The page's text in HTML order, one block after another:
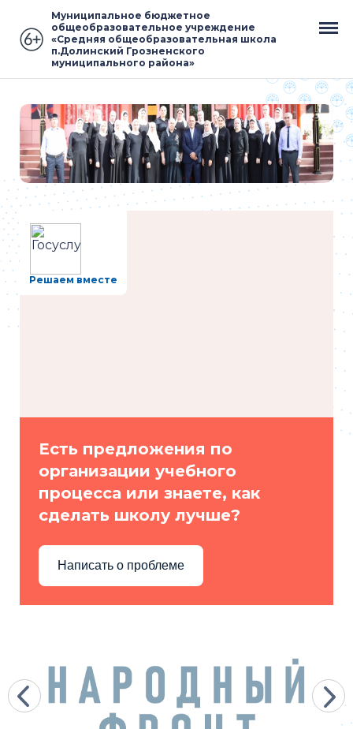
Муниципальное бюджетное
общеобразовательное учреждение
«Средняя общеобразовательная школа
п.Долинский Грозненского
муниципального района»
Решаем вместе
Есть предложения по
организации учебного
процесса или знаете, как
сделать школу лучше?
Написать о проблеме